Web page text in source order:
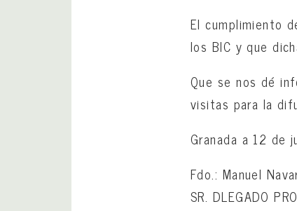
El cumplimiento
los BIC y que
Que se nos dé
visitas para la
Granada a 12 de
Fdo.: Manuel
SR. DLEGADO